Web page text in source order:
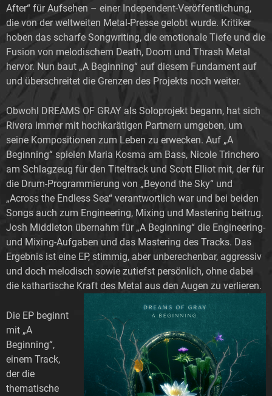
After“ für Aufsehen – einer Independent-Veröffentlichung,
die von der weltweiten Metal-Presse gelobt wurde. Kritiker
hoben das scharfe Songwriting, die emotionale Tiefe und die
Fusion von melodischem Death, Doom und Thrash Metal
hervor. Nun baut „A Beginning“ auf diesem Fundament auf
und überschreitet die Grenzen des Projekts noch weiter.
Obwohl DREAMS OF GRAY als Soloprojekt begann, hat sich
Rivera immer mit hochkarätigen Partnern umgeben, um
seine Kompositionen zum Leben zu erwecken. Auf „A
Beginning“ spielen Maria Kosma am Bass, Nicole Trinchero
am Schlagzeug für den Titeltrack und Scott Elliot mit, der für
die Drum-Programmierung von „Beyond the Sky“ und
„Across the Endless Sea“ verantwortlich war und bei beiden
Songs auch zum Engineering, Mixing und Mastering beitrug.
Josh Middleton übernahm für „A Beginning“ die Engineering-
und Mixing-Aufgaben und das Mastering des Tracks. Das
Ergebnis ist eine EP, stimmig, aber unberechenbar, aggressiv
und doch melodisch sowie zutiefst persönlich, ohne dabei
die kathartische Kraft des Metal aus den Augen zu verlieren.
Die EP beginnt
mit „A
Beginning“,
einem Track,
der die
thematische